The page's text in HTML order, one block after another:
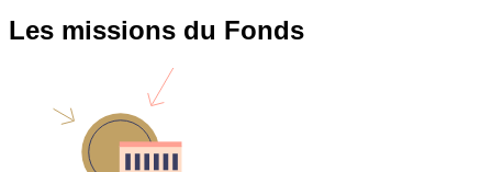
Les missions du Fonds